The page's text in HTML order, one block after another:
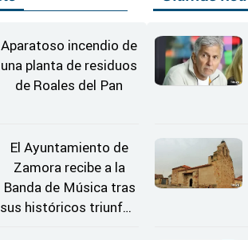
Aparatoso incendio de
una planta de residuos
de Roales del Pan
El Ayuntamiento de
Zamora recibe a la
Banda de Música tras
sus históricos triunfos